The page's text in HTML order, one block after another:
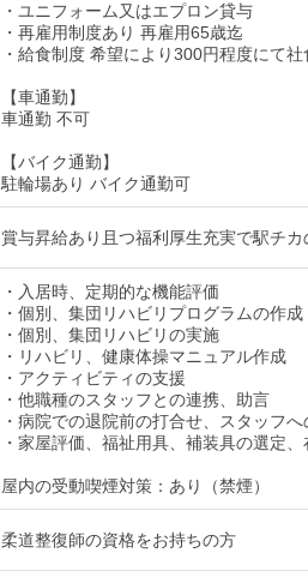
・ユニフォーム又はエプロン貸与
・再雇用制度あり 再雇用65歳迄
・給食制度 希望により300円程度にて
【車通勤】
車通勤 不可
【バイク通勤】
駐輪場あり バイク通勤可
賞与昇給あり且つ福利厚生充実で駅チ
・入居時、定期的な機能評価
・個別、集団リハビリプログラムの作成
・個別、集団リハビリの実施
・リハビリ、健康体操マニュアル作成
・アクティビティの支援
・他職種のスタッフとの連携、助言
・病院での退院前の打合せ、スタッフ
・家屋評価、福祉用具、補装具の選定
屋内の受動喫煙対策：あり（禁煙）
柔道整復師の資格をお持ちの方